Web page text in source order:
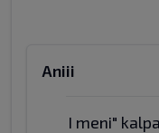
Aniii
I meni"